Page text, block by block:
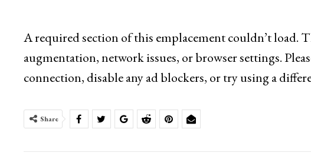
A required section of this emplacement couldn’t load.
augmentation, network issues, or browser settings.
connection, disable any ad blockers, or try using a
Share